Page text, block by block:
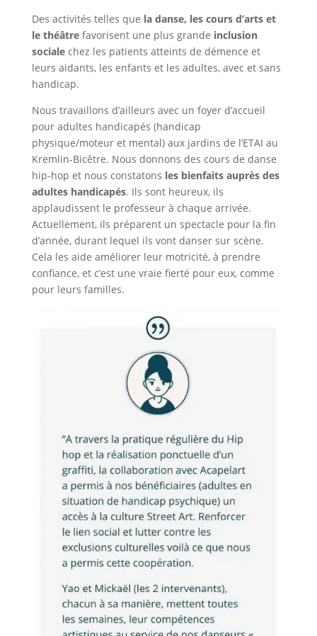
Des activités telles que la danse, les cours d’arts et
le théâtrefavorisent une plus grande inclusion
socialechez les patients atteints de démence et
leurs aidants, les enfants et les adultes, avec et sans
handicap.
Nous travaillons d’ailleurs avec un foyer d’accueil
pour adultes handicapés (handicap
physique/moteur et mental) aux jardins de l’ETAI au
Kremlin-Bicêtre. Nous donnons des cours de danse
hip-hop et nous constatons les bienfaits auprès des
adultes handicapés. Ils sont heureux, ils
applaudissent le professeur à chaque arrivée.
Actuellement, ils préparent un spectacle pour la fin
d’année, durant lequel ils vont danser sur scène.
Cela les aide améliorer leur motricité, à prendre
confiance, et c’est une vraie fierté pour eux, comme
pour leurs familles.